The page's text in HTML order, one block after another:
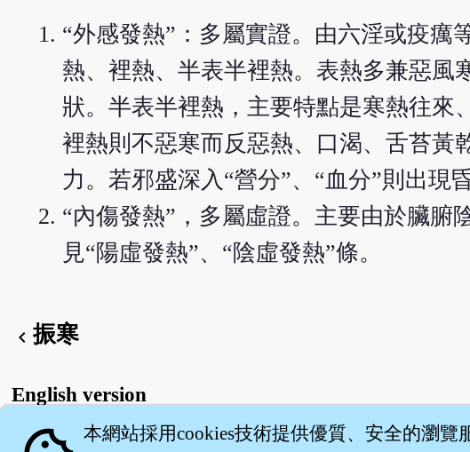
“外感發熱”：多屬實證。由六淫或疫癘
熱、裡熱、半表半裡熱。表熱多兼惡風
狀。半表半裡熱，主要特點是寒熱往來
裡熱則不惡寒而反惡熱、口渴、舌苔黃
力。若邪盛深入“營分”、“血分”則出現
“內傷發熱”，多屬虛證。主要由於臟腑
見“陽虛發熱”、“陰虛發熱”條。
chevron_left 振寒
English version
本網站採用cookies技術提供優質、安全的瀏覽